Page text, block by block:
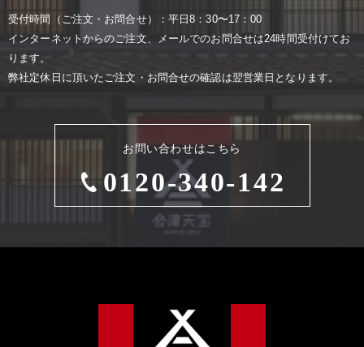
お問い合わせはこちら
0120-340-142
受付時間（ご注⽂・お問合せ）：平⽇8：30〜17：00
インターネットからのご注⽂、メールでのお問合せは24時間受付けてお
ります。
弊社定休⽇に頂いたご注⽂・お問合せの確認は翌営業⽇となります。